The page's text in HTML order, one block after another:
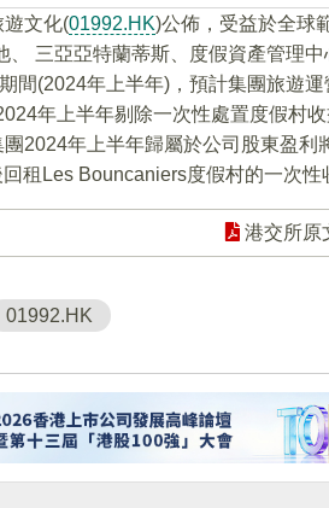
遊文化(01992.HK)公佈，受益於全球
、 三亞亞特蘭蒂斯、度假資產管理
間(2024年上半年)，預計集團旅遊
年上半年剔除一次性處置度假村
2024年上半年歸屬於公司股東盈利
租Les Bouncaniers度假村的一次性
港交所原
01992.HK